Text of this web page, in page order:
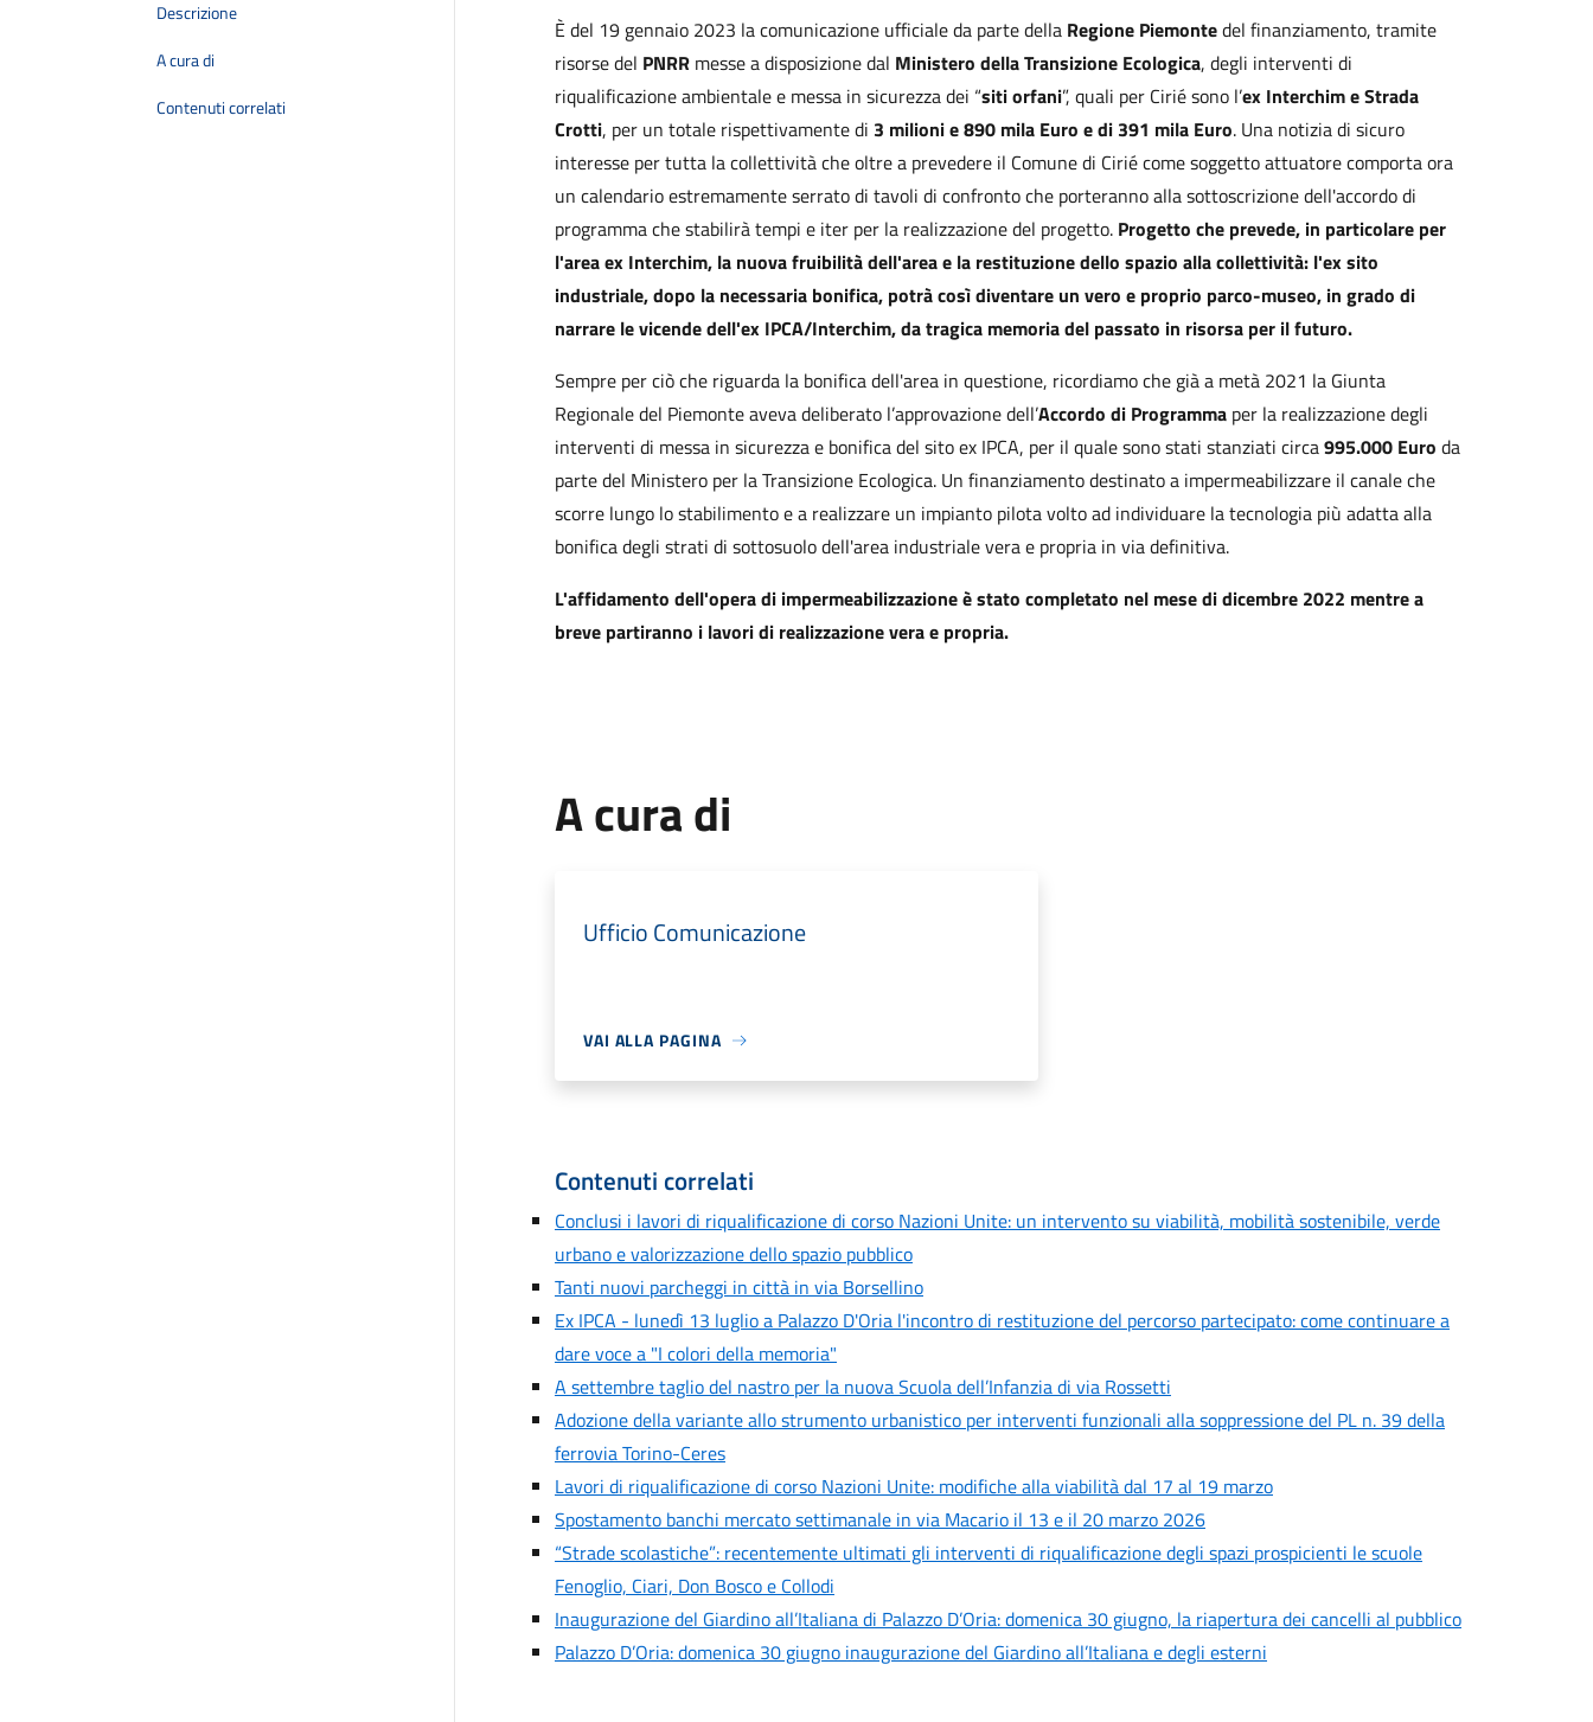
Descrizione
A cura di
Contenuti correlati
È del 19 gennaio 2023 la comunicazione ufficiale da parte dellaRegione Piemontedel finanziamento, tramite
risorse del PNRRmesse a disposizione dal Ministero della Transizione Ecologica, degli interventi di
riqualificazione ambientale e messa in sicurezza dei “siti orfani”, quali per Cirié sono l’ex Interchim e Strada
Crotti, per un totale rispettivamente di 3 milioni e 890 mila Euro e di 391 mila Euro. Una notizia di sicuro
interesse per tutta la collettività che oltre a prevedere il Comune di Cirié come soggetto attuatore comporta ora
un calendario estremamente serrato di tavoli di confronto che porteranno alla sottoscrizione dell'accordo di
programma che stabilirà tempi e iter per la realizzazione del progetto. Progetto che prevede, in particolare per
l'area ex Interchim, la nuova fruibilità dell'area e la restituzione dello spazio alla collettività: l'ex sito
industriale, dopo la necessaria bonifica, potrà così diventare un vero e proprio parco-museo, in grado di
narrare le vicende dell'ex IPCA/Interchim, da tragica memoria del passato in risorsa per il futuro.
Sempre per ciò che riguarda la bonifica dell'area in questione, ricordiamo che già a metà 2021 la Giunta
Regionale del Piemonte aveva deliberato l’approvazione dell’Accordo di Programma per la realizzazione degli
interventi di messa in sicurezza e bonifica del sito ex IPCA, per il quale sono stati stanziati circa995.000 Euro da
parte del Ministero per la Transizione Ecologica. Un finanziamento destinato a impermeabilizzare il canale che
scorre lungo lo stabilimento e a realizzare un impianto pilota volto ad individuare la tecnologia più adatta alla
bonifica degli strati di sottosuolo dell'area industriale vera e propria in via definitiva.
L'affidamento dell'opera di impermeabilizzazione è stato completato nel mese di dicembre 2022 mentre a
breve partiranno i lavori di realizzazione vera e propria.
A cura di
Ufficio Comunicazione
VAI ALLA PAGINA
Contenuti correlati
Conclusi i lavori di riqualificazione di corso Nazioni Unite: un intervento su viabilità, mobilità sostenibile, verde
urbano e valorizzazione dello spazio pubblico
Tanti nuovi parcheggi in città in via Borsellino
Ex IPCA - lunedì 13 luglio a Palazzo D'Oria l'incontro di restituzione del percorso partecipato: come continuare a
dare voce a "I colori della memoria"
A settembre taglio del nastro per la nuova Scuola dell’Infanzia di via Rossetti
Adozione della variante allo strumento urbanistico per interventi funzionali alla soppressione del PL n. 39 della
ferrovia Torino-Ceres
Lavori di riqualificazione di corso Nazioni Unite: modifiche alla viabilità dal 17 al 19 marzo
Spostamento banchi mercato settimanale in via Macario il 13 e il 20 marzo 2026
“Strade scolastiche”: recentemente ultimati gli interventi di riqualificazione degli spazi prospicienti le scuole
Fenoglio, Ciari, Don Bosco e Collodi
Inaugurazione del Giardino all’Italiana di Palazzo D’Oria: domenica 30 giugno, la riapertura dei cancelli al pubblico
Palazzo D’Oria: domenica 30 giugno inaugurazione del Giardino all’Italiana e degli esterni